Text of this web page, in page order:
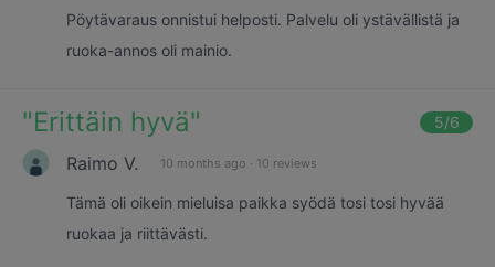
Pöytävaraus onnistui helposti. Palvelu oli ystävällistä ja
ruoka-annos oli mainio.
"Erittäin hyvä" 5/6
Raimo V. 10 months ago · 10 reviews
Tämä oli oikein mieluisa paikka syödä tosi tosi hyvää
ruokaa ja riittävästi.